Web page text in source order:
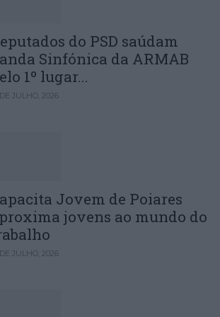
do PSD saúdam
Sinfónica da ARMAB
1º lugar...
JULHO, 2026
Jovem de Poiares
jovens ao mundo do
JULHO, 2026